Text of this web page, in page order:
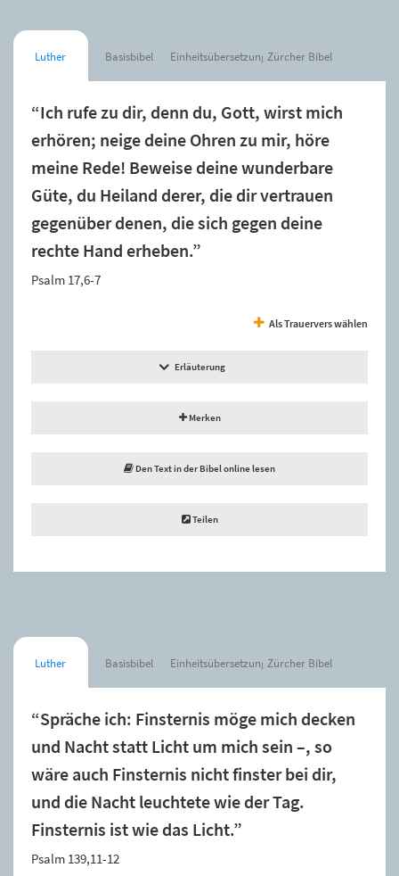
Luther Basisbibel Einheitsübersetzung Zürcher Bibel
“Ich rufe zu dir, denn du, Gott, wirst mich
erhören; neige deine Ohren zu mir, höre
meine Rede! Beweise deine wunderbare
Güte, du Heiland derer, die dir vertrauen
gegenüber denen, die sich gegen deine
rechte Hand erheben.”
Psalm 17,6-7
Als Trauervers wählen
Erläuterung
Merken
Den Text in der Bibel online lesen
Teilen
Luther Basisbibel Einheitsübersetzung Zürcher Bibel
“Spräche ich: Finsternis möge mich decken
und Nacht statt Licht um mich sein –, so
wäre auch Finsternis nicht finster bei dir,
und die Nacht leuchtete wie der Tag.
Finsternis ist wie das Licht.”
Psalm 139,11-12